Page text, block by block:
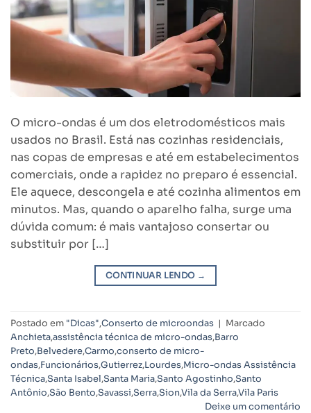
O micro-ondas é um dos eletrodomésticos mais
usados no Brasil. Está nas cozinhas residenciais,
nas copas de empresas e até em estabelecimentos
comerciais, onde a rapidez no preparo é essencial.
Ele aquece, descongela e até cozinha alimentos em
minutos. Mas, quando o aparelho falha, surge uma
dúvida comum: é mais vantajoso consertar ou
substituir por […]
CONTINUAR LENDO →
Postado em "Dicas",Conserto de microondas | Marcado
Anchieta,assistência técnica de micro-ondas,Barro
Preto,Belvedere,Carmo,conserto de micro-
ondas,Funcionários,Gutierrez,Lourdes,Micro-ondas Assistência
Técnica,Santa Isabel,Santa Maria,Santo Agostinho,Santo
Antônio,São Bento,Savassi,Serra,Sion,Vila da Serra,Vila Paris
Deixe um comentário